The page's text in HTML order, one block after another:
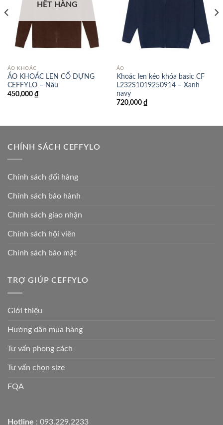
HẾT HÀNG
ÁO KHOÁC
ÁO KHOÁC LEN CỔ DỰNG
CEFFYLO – Nâu
450,000 ₫
ÁO
Khoác len kéo khóa basic CF
L232S1019250914 – Xanh
navy
720,000 ₫
CHÍNH SÁCH CEFFYLO
Chính sách đổi hàng
Chính sách bảo hành
Chính sách giao nhận
Chính sách hội viên
Chính sách bảo mật
TRỢ GIÚP CEFFYLO
Giới thiệu
Hướng dẫn mua hàng
Tư vấn phong cách
Tư vấn chọn size
FQA
Hotline : 093.229.2233